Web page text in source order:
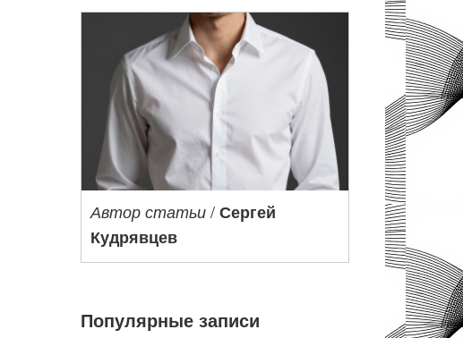
Автор статьи /Сергей
Кудрявцев
Популярные записи